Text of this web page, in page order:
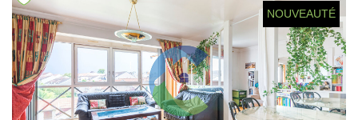
NOUVEAUTÉ